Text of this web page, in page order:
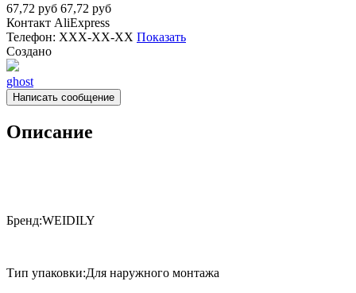
67,72 руб 67,72 руб
Контакт AliExpress
Телефон: XXX-XX-XX Показать
Создано
ghost
Написать сообщение
Описание
Бренд:WEIDILY
Тип упаковки:Для наружного монтажа